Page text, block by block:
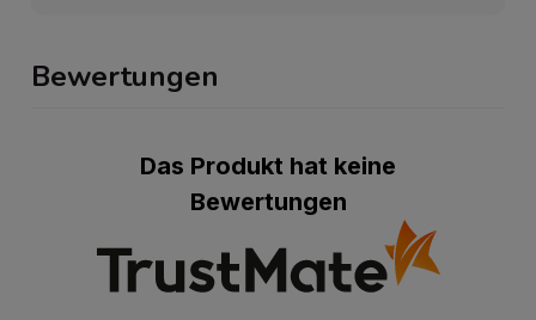
Bewertungen
Das Produkt hat keine
Bewertungen